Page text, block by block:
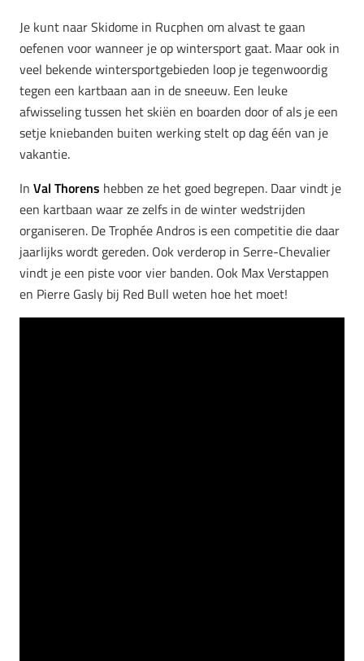
Je kunt naar Skidome in Rucphen om alvast te gaan
oefenen voor wanneer je op wintersport gaat. Maar ook in
veel bekende wintersportgebieden loop je tegenwoordig
tegen een kartbaan aan in de sneeuw. Een leuke
afwisseling tussen het skiën en boarden door of als je een
setje kniebanden buiten werking stelt op dag één van je
vakantie.
In Val Thorens hebben ze het goed begrepen. Daar vindt je
een kartbaan waar ze zelfs in de winter wedstrijden
organiseren. De Trophée Andros is een competitie die daar
jaarlijks wordt gereden. Ook verderop in Serre-Chevalier
vindt je een piste voor vier banden. Ook Max Verstappen
en Pierre Gasly bij Red Bull weten hoe het moet!